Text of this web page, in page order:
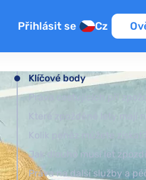
Přihlásit se Cz
Klíčové body
Práva cestujících při
Které zpožděné lety mají
Kolik peněz můžete získat?
Jak dlouho musí let
Práva na další služby a